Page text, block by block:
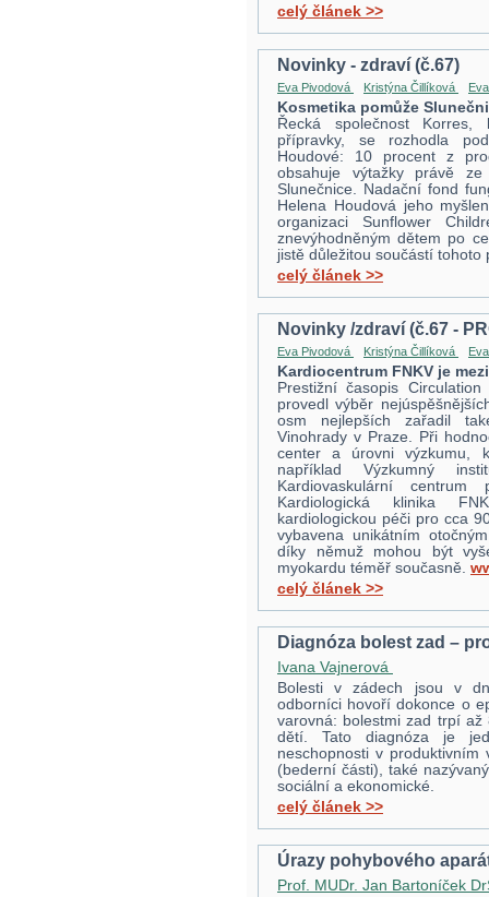
celý článek >>
Novinky - zdraví (č.67)
Eva Pivodová Kristýna Čillíková
Kosmetika pomůže
Řecká společnost
přípravky, se rozhodla
Houdové: 10 procent z
obsahuje výtažky právě
Slunečnice. Nadační fond
Helena Houdová jeho
organizaci Sunflower
znevýhodněným dětem po
jistě důležitou součástí
celý článek >>
Novinky /zdraví (č.67 -
Eva Pivodová Kristýna Čillíková
Kardiocentrum FNKV je
Prestižní časopis
provedl výběr
osm nejlepších zařadil
Vinohrady v Praze. Při
center a úrovni výzkumu,
například Výzkumný
Kardiovaskulární
Kardiologická klinika
kardiologickou péči pro cca
vybavena unikátním
díky němuž mohou být
myokardu téměř současně.
celý článek >>
Diagnóza bolest zad –
Ivana Vajnerová
Bolesti v zádech jsou v
odborníci hovoří dokonce o
varovná: bolestmi zad trpí
dětí. Tato diagnóza je
neschopnosti v
(bederní části), také
sociální a ekonomické.
celý článek >>
Úrazy pohybového
Prof. MUDr. Jan Bartoníček